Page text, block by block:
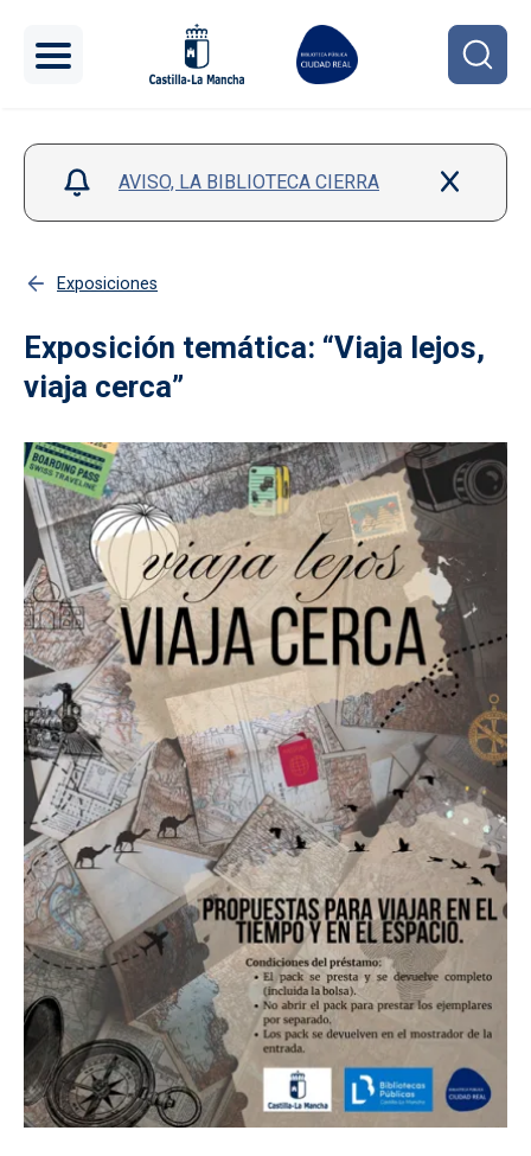
AVISO, LA BIBLIOTECA CIERRA
Exposiciones
Exposición temática: “Viaja lejos,
viaja cerca”